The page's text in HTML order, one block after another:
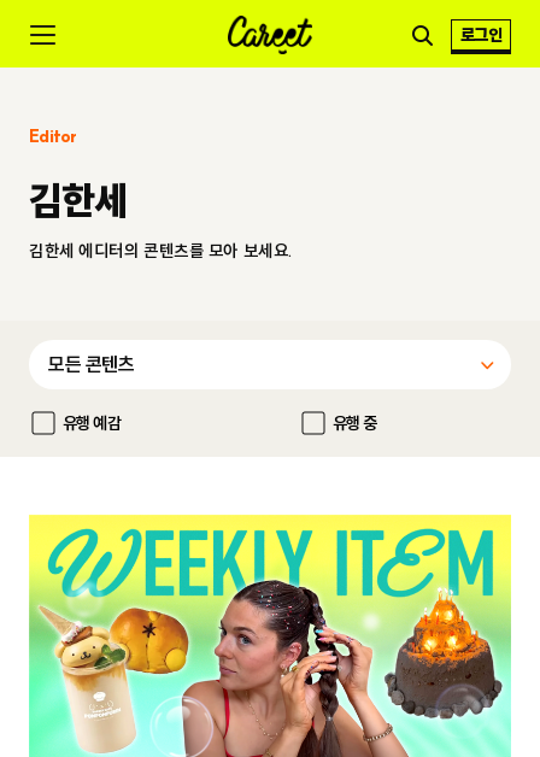
로그인
Editor
김한세
김한세 에디터의 콘텐츠를 모아 보세요.
유행 예감 유행 중